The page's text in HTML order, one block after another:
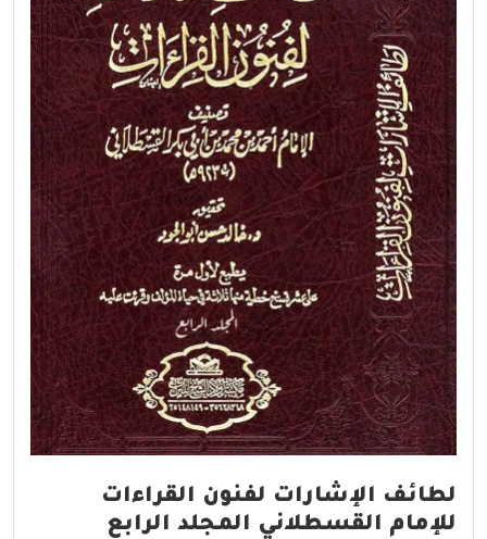
لطائف الإشارات لفنون القراءات
للإمام القسطلاني المجلد الرابع